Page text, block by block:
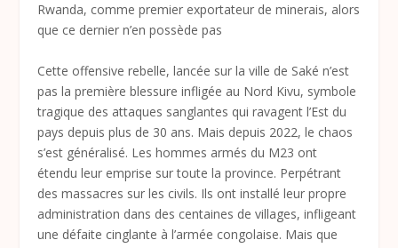
Rwanda, comme premier exportateur de minerais, alors
que ce dernier n’en possède pas
Cette offensive rebelle, lancée sur la ville de Saké n’est
pas la première blessure infligée au Nord Kivu, symbole
tragique des attaques sanglantes qui ravagent l’Est du
pays depuis plus de 30 ans. Mais depuis 2022, le chaos
s’est généralisé. Les hommes armés du M23 ont
étendu leur emprise sur toute la province. Perpétrant
des massacres sur les civils. Ils ont installé leur propre
administration dans des centaines de villages, infligeant
une défaite cinglante à l’armée congolaise. Mais que